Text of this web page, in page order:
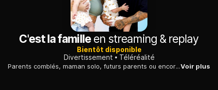
C'est la familleen streaming & replay
Bientôt disponible
Divertissement
Téléréalité
Parents comblés, maman solo, futurs parents ou encore cœur à prendre, les Fratés profitent des petites joies du quotidien mais ils font aussi face aux mille et une péripéties de la vie.Voir plus